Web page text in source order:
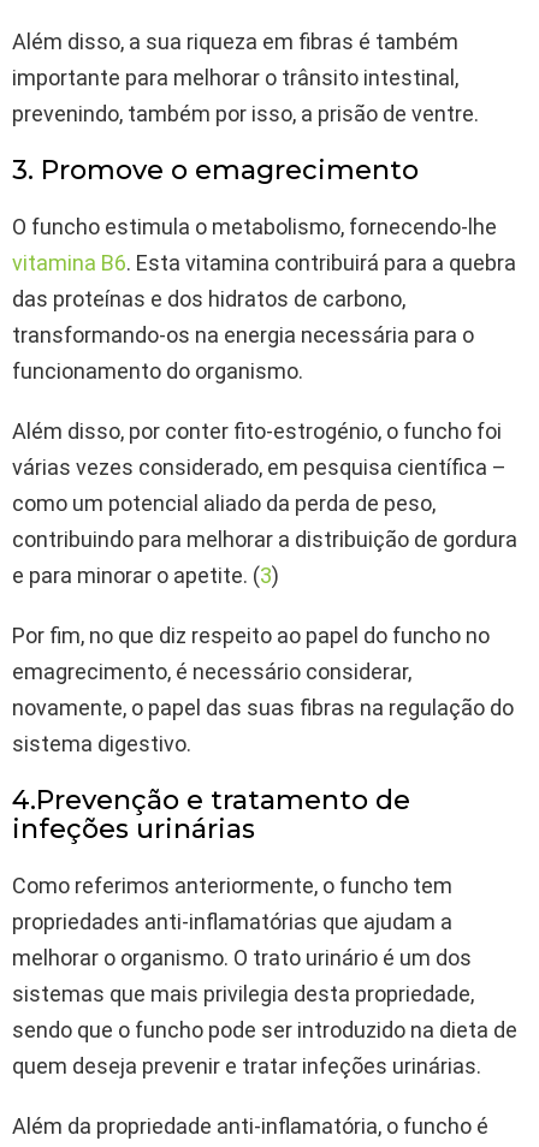
Além disso, a sua riqueza em fibras é também
importante para melhorar o trânsito intestinal,
prevenindo, também por isso, a prisão de ventre.
3. Promove o emagrecimento
O funcho estimula o metabolismo, fornecendo-lhe
vitamina B6. Esta vitamina contribuirá para a quebra
das proteínas e dos hidratos de carbono,
transformando-os na energia necessária para o
funcionamento do organismo.
Além disso, por conter fito-estrogénio, o funcho foi
várias vezes considerado, em pesquisa científica –
como um potencial aliado da perda de peso,
contribuindo para melhorar a distribuição de gordura
e para minorar o apetite. (3)
Por fim, no que diz respeito ao papel do funcho no
emagrecimento, é necessário considerar,
novamente, o papel das suas fibras na regulação do
sistema digestivo.
4.Prevenção e tratamento de
infeções urinárias
Como referimos anteriormente, o funcho tem
propriedades anti-inflamatórias que ajudam a
melhorar o organismo. O trato urinário é um dos
sistemas que mais privilegia desta propriedade,
sendo que o funcho pode ser introduzido na dieta de
quem deseja prevenir e tratar infeções urinárias.
Além da propriedade anti-inflamatória, o funcho é